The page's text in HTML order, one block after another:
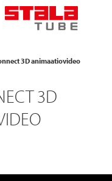
3D animaatiovideo
3D